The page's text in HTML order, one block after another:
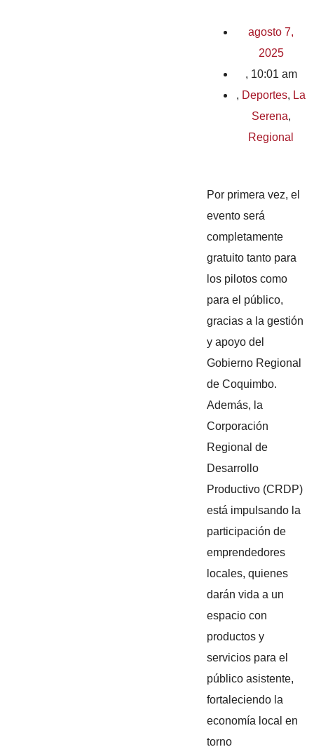
agosto 7,
2025
, 10:01 am
, Deportes, La
Serena,
Regional
Por primera vez, el
evento será
completamente
gratuito tanto para
los pilotos como
para el público,
gracias a la gestión
y apoyo del
Gobierno Regional
de Coquimbo.
Además, la
Corporación
Regional de
Desarrollo
Productivo (CRDP)
está impulsando la
participación de
emprendedores
locales, quienes
darán vida a un
espacio con
productos y
servicios para el
público asistente,
fortaleciendo la
economía local en
torno